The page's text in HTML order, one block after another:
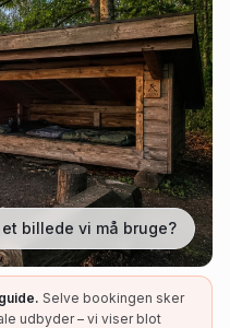
et billede vi må bruge?
Selve bookingen sker
udbyder – vi viser blot